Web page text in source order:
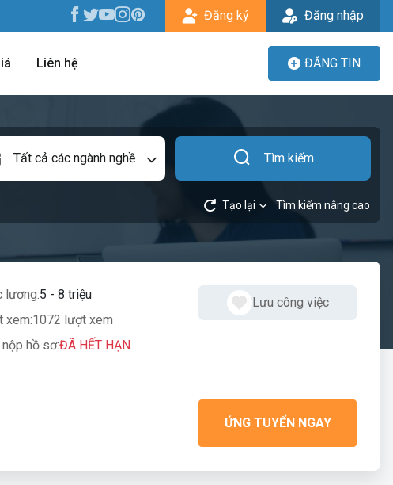
Đăng ký Đăng nhập
Liên hệ ĐĂNG TIN
Tất cả các ngành nghề Tìm kiếm
Tạo lại Tìm kiếm nâng cao
lương:5 - 8 triệu
xem:1072 lượt xem
nộp hồ sơ:ĐÃ HẾT HẠN
Lưu công việc
ỨNG TUYỂN NGAY